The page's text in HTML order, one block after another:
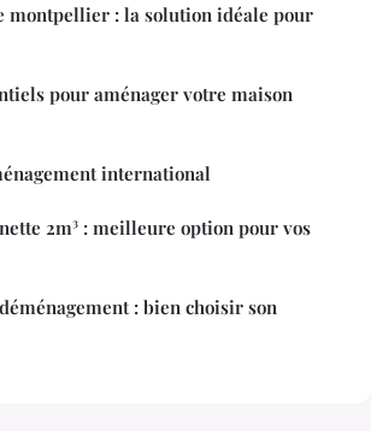
montpellier : la solution idéale pour
pour aménager votre maison
international
2m³ : meilleure option pour vos
: bien choisir son